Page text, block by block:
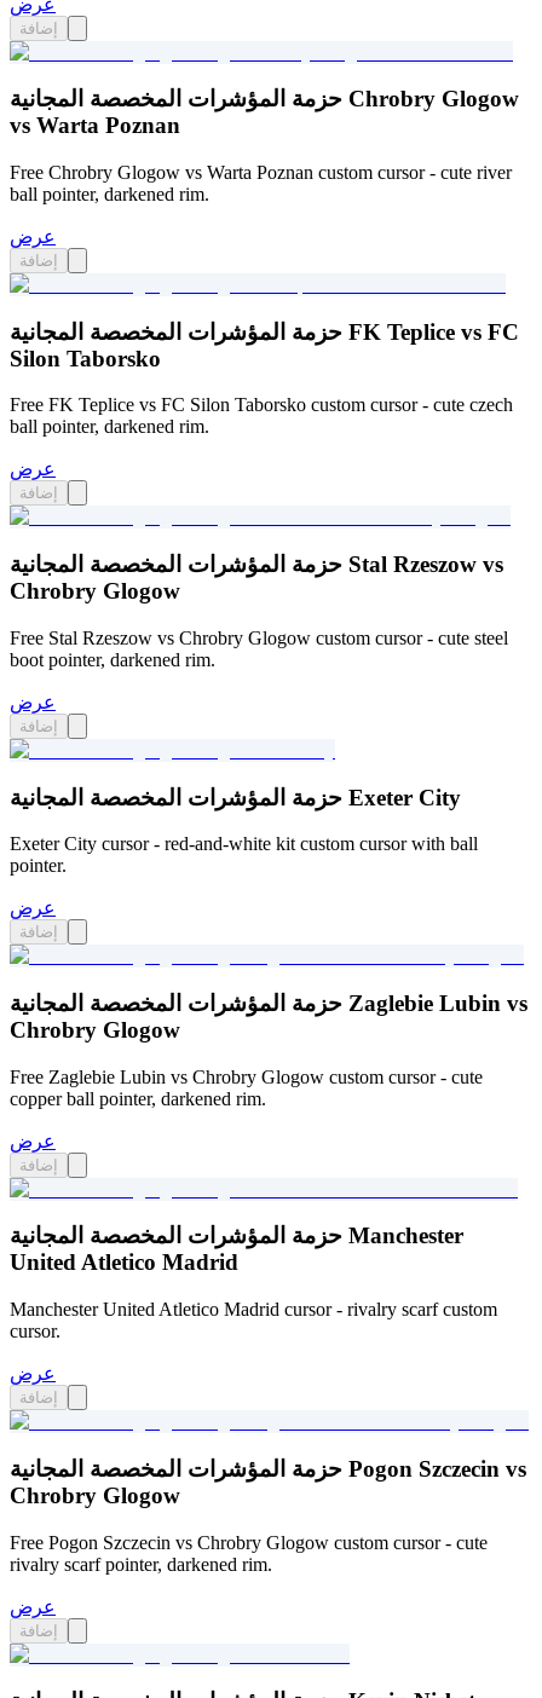
إضافة
حزمة المؤشرات المخصصة المجانية Chrobry Glogow
vs Warta Poznan
Free Chrobry Glogow vs Warta Poznan custom cursor - cute river
ball pointer, darkened rim.
عرض
إضافة
حزمة المؤشرات المخصصة المجانية FK Teplice vs FC
Silon Taborsko
Free FK Teplice vs FC Silon Taborsko custom cursor - cute czech
ball pointer, darkened rim.
عرض
إضافة
حزمة المؤشرات المخصصة المجانية Stal Rzeszow vs
Chrobry Glogow
Free Stal Rzeszow vs Chrobry Glogow custom cursor - cute steel
boot pointer, darkened rim.
عرض
إضافة
حزمة المؤشرات المخصصة المجانية Exeter City
Exeter City cursor - red-and-white kit custom cursor with ball
pointer.
عرض
إضافة
حزمة المؤشرات المخصصة المجانية Zaglebie Lubin vs
Chrobry Glogow
Free Zaglebie Lubin vs Chrobry Glogow custom cursor - cute
copper ball pointer, darkened rim.
عرض
إضافة
حزمة المؤشرات المخصصة المجانية Manchester
United Atletico Madrid
Manchester United Atletico Madrid cursor - rivalry scarf custom
cursor.
عرض
إضافة
حزمة المؤشرات المخصصة المجانية Pogon Szczecin vs
Chrobry Glogow
Free Pogon Szczecin vs Chrobry Glogow custom cursor - cute
rivalry scarf pointer, darkened rim.
عرض
إضافة